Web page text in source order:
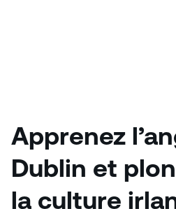
Apprenez
Dublin et
la culture